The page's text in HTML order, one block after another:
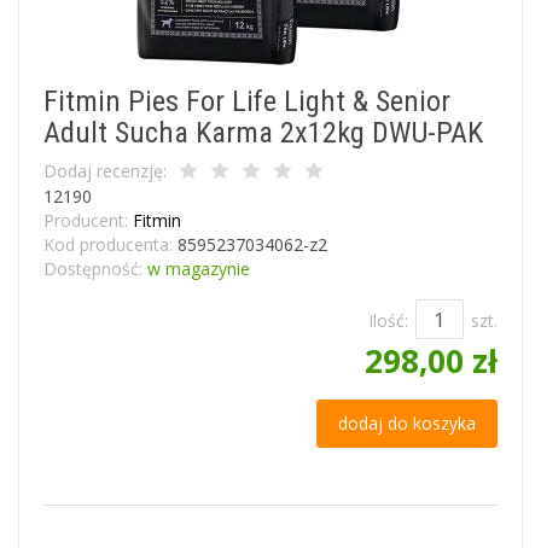
Fitmin Pies For Life Light & Senior
Adult Sucha Karma 2x12kg DWU-PAK
Dodaj recenzję:
12190
Producent: Fitmin
Kod producenta: 8595237034062-z2
Dostępność: w magazynie
Ilość: szt.
298,00 zł
dodaj do koszyka